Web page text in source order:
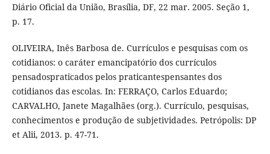
Diário Oficial da União, Brasília, DF, 22 mar. 2005. Seção 1,
p. 17.
OLIVEIRA, Inês Barbosa de. Currículos e pesquisas com os
cotidianos: o caráter emancipatório dos currículos
pensadospraticados pelos praticantespensantes dos
cotidianos das escolas. In: FERRAÇO, Carlos Eduardo;
CARVALHO, Janete Magalhães (org.). Currículo, pesquisas,
conhecimentos e produção de subjetividades. Petrópolis: DP
et Alii, 2013. p. 47-71.